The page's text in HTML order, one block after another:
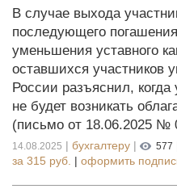
В случае выхода
последующего
уменьшения уставного
оставшихся участников
России разъяснил,
не будет возникать
(письмо от 18.06.2025 №
14.08.2025 | бухгалтеру | 577
за 315 руб. | оформить